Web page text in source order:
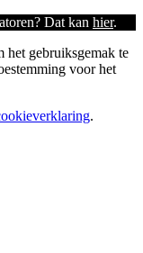
Dat kan hier.
het gebruiksgemak te
voor het
.